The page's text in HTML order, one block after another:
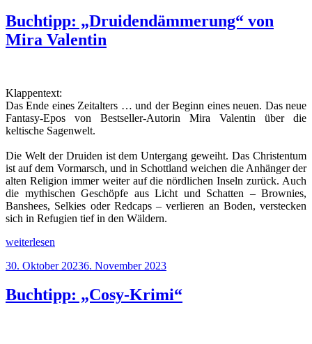
Buchtipp: „Druidendämmerung“ von
Mira Valentin
Klappentext:
Das Ende eines Zeitalters … und der Beginn eines neuen. Das neue
Fantasy-Epos von Bestseller-Autorin Mira Valentin über die
keltische Sagenwelt.
Die Welt der Druiden ist dem Untergang geweiht. Das Christentum
ist auf dem Vormarsch, und in Schottland weichen die Anhänger der
alten Religion immer weiter auf die nördlichen Inseln zurück. Auch
die mythischen Geschöpfe aus Licht und Schatten – Brownies,
Banshees, Selkies oder Redcaps – verlieren an Boden, verstecken
sich in Refugien tief in den Wäldern.
„Buchtipp:
von
Valentin“
weiterlesen
Veröffentlicht
30. Oktober 20236. November 2023
Buchtipp: „Cosy-Krimi“